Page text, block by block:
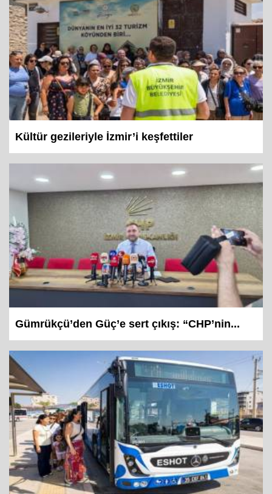
Kültür gezileriyle İzmir’i keşfettiler
Gümrükçü’den Güç’e sert çıkış: “CHP’nin...